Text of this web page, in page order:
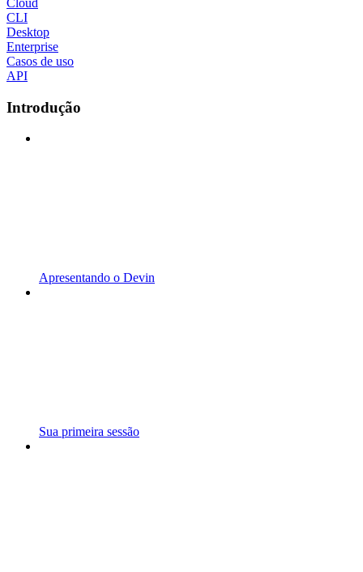
CLI
Desktop
Enterprise
Casos de uso
API
Introdução
Apresentando o Devin
Sua primeira sessão